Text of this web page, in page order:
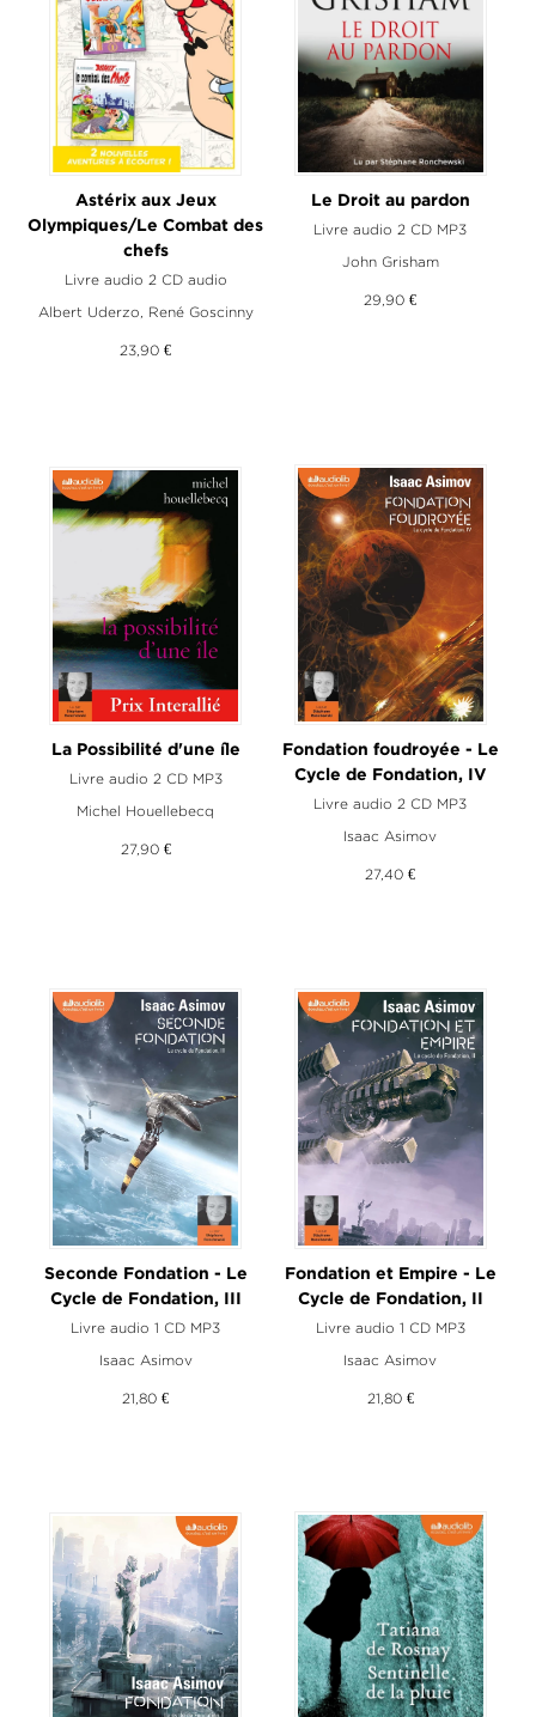
Astérix aux Jeux
Olympiques/Le Combat des
chefs
Livre audio 2 CD audio
Albert Uderzo René Goscinny
23,90 €
Le Droit au pardon
Livre audio 2 CD MP3
John Grisham
29,90 €
La Possibilité d'une île
Livre audio 2 CD MP3
Michel Houellebecq
27,90 €
Fondation foudroyée - Le
Cycle de Fondation, IV
Livre audio 2 CD MP3
Isaac Asimov
27,40 €
Seconde Fondation - Le
Cycle de Fondation, III
Livre audio 1 CD MP3
Isaac Asimov
21,80 €
Fondation et Empire - Le
Cycle de Fondation, II
Livre audio 1 CD MP3
Isaac Asimov
21,80 €